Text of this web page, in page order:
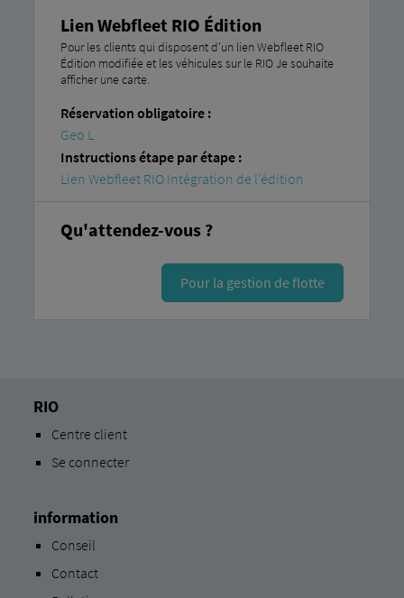
Lien Webfleet RIO Édition
Pour les clients qui disposent d'un lien Webfleet RIO
Édition modifiée et les véhicules sur le RIO Je souhaite
afficher une carte.
Réservation obligatoire :
Geo L
Instructions étape par étape :
Lien Webfleet RIO Intégration de l'édition
Qu'attendez-vous ?
Pour la gestion de flotte
RIO
Centre client
Se connecter
information
Conseil
Contact